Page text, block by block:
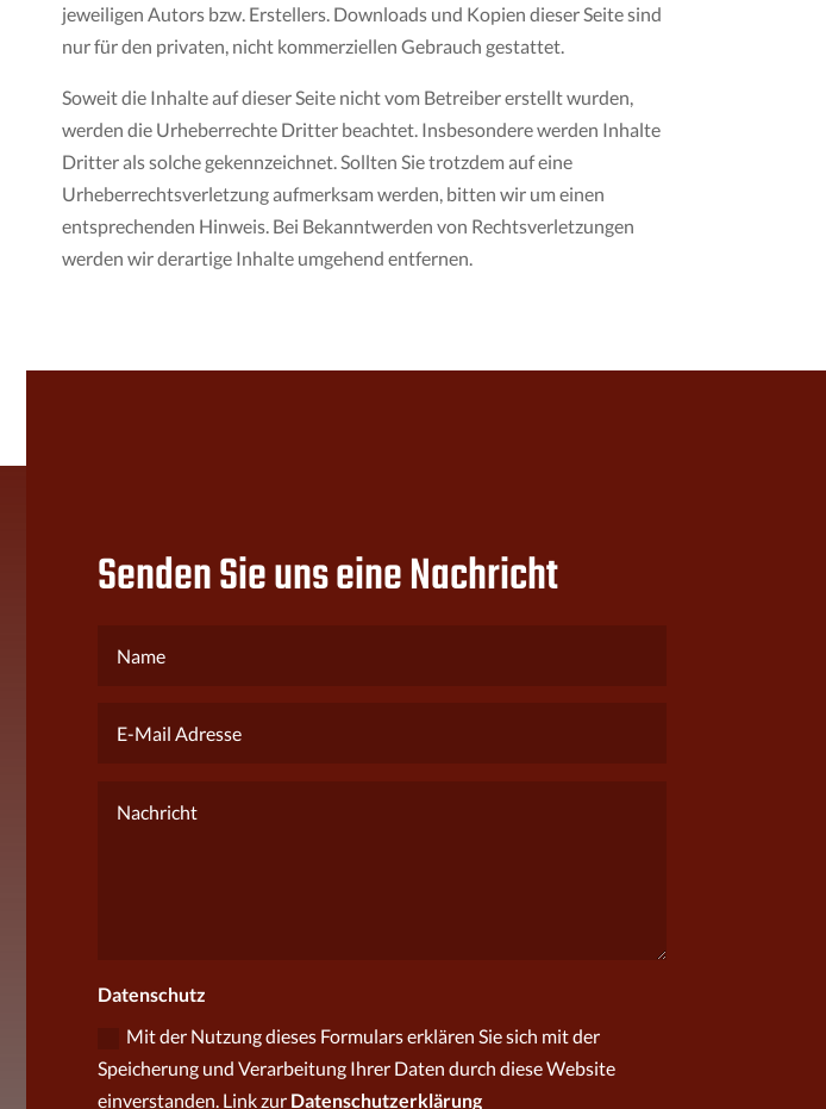
jeweiligen Autors bzw. Erstellers. Downloads und Kopien dieser Seite sind
nur für den privaten, nicht kommerziellen Gebrauch gestattet.
Soweit die Inhalte auf dieser Seite nicht vom Betreiber erstellt wurden,
werden die Urheberrechte Dritter beachtet. Insbesondere werden Inhalte
Dritter als solche gekennzeichnet. Sollten Sie trotzdem auf eine
Urheberrechtsverletzung aufmerksam werden, bitten wir um einen
entsprechenden Hinweis. Bei Bekanntwerden von Rechtsverletzungen
werden wir derartige Inhalte umgehend entfernen.
Senden Sie uns eine Nachricht
Datenschutz
Mit der Nutzung dieses Formulars erklären Sie sich mit der
Speicherung und Verarbeitung Ihrer Daten durch diese Website
einverstanden. Link zur Datenschutzerklärung